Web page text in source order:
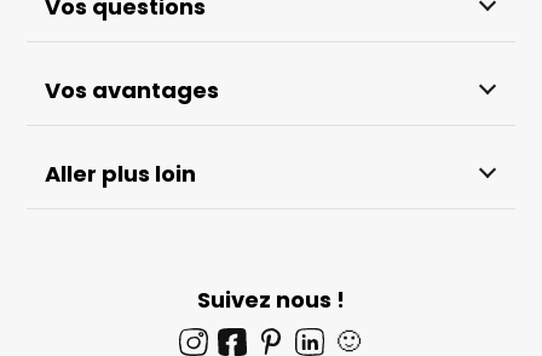
Vos questions
Vos avantages
Aller plus loin
Suivez nous !
🙂